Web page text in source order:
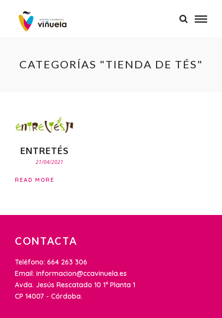
CATEGORÍAS "TIENDA DE TÉS"
ENTRETÉS
21/04/2021
READ MORE
CONTACTA
Teléfono: 664 263 306
Email: informacion@ccavinuela.es
Avda. Jesús Rescatado 10 1ª Planta 1
CP 14007 - Córdoba.